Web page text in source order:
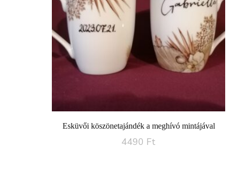
Esküvői köszönetajándék a meghívó mintájával
4490 Ft